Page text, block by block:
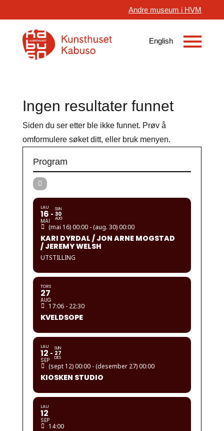
Andre museum i HVM
Ingen resultater funnet
Siden du ser etter ble ikke funnet. Prøv å
omformulere søket ditt, eller bruk menyen.
Program
LAU
16
MAI
SUN
30
AUG
(mai 16) 00:00 - (aug. 30) 00:00
KARI DYRDAL / JON ARNE MOGSTAD
/ JEREMY WELSH
UTSTILLING
TORS
27
AUG
17:06 - 22:30
KVELDSOPE
LAU
12
SEP
SUN
27
DES
(sept 12) 00:00 - (desember 27) 00:00
KIOSKEN STUDIO
LAU
12
SEP
14:00